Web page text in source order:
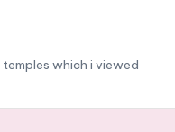
which i viewed